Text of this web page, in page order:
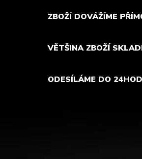
ZBOŽÍ DOVÁŽÍME
VĚTŠINA ZBOŽÍ
ODESÍLÁME DO